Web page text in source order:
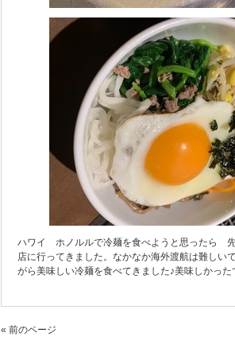
ハワイ ホノルルで冷麺を食べようと思ったら
店に行ってきました。なかなか海外渡航は難し
がら美味しい冷麺を食べてきました♪美味しかった
« 前のページ